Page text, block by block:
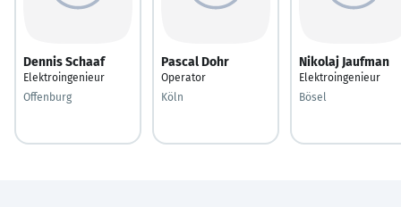
Dennis Schaaf
Elektroingenieur
Offenburg
Pascal Dohr
Operator
Köln
Nikolaj Jaufman
Elektroingenieur
Bösel